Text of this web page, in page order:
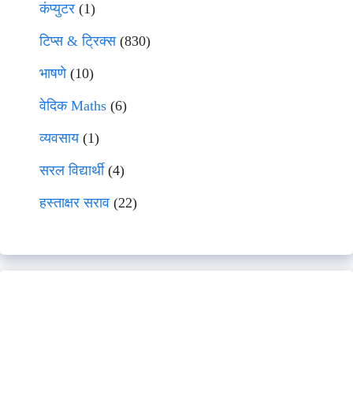
कंप्युटर (1)
टिप्स & ट्रिक्स(830)
भाषणे(10)
वेदिक Maths (6)
व्यवसाय(1)
सरल विद्यार्थी(4)
हस्ताक्षर सराव (22)